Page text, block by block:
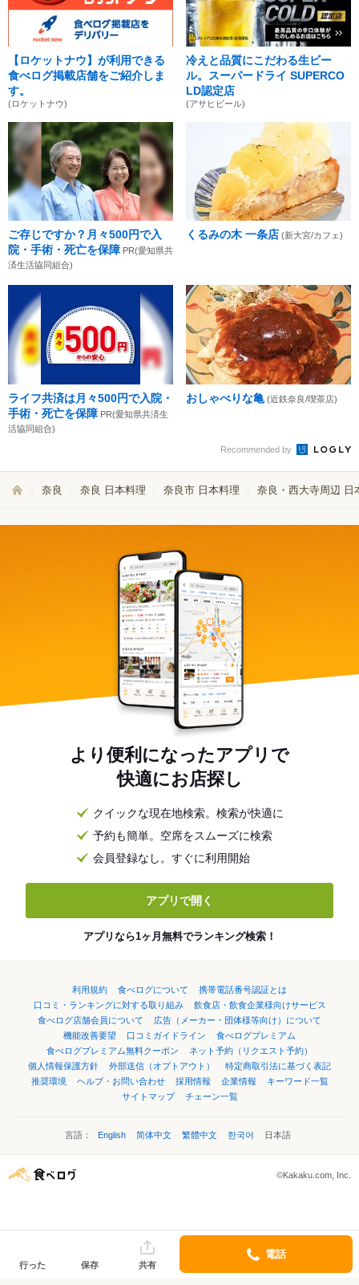
【ロケットナウ】が利用できる
食べログ掲載店舗をご紹介しま
す。
(ロケットナウ)
冷えと品質にこだわる生ビー
ル。スーパードライ SUPERCO
LD認定店
(アサヒビール)
ご存じですか？月々500円で入
院・手術・死亡を保障 PR(愛知県共
済生活協同組合)
くるみの木 一条店 (新大宮/カフェ)
ライフ共済は月々500円で入院・
手術・死亡を保障 PR(愛知県共済生
活協同組合)
おしゃべりな亀 (近鉄奈良/喫茶店)
Recommended by
奈良 奈良 日本料理 奈良市 日本料理 奈良・西大寺周辺 日
より便利になったアプリで
快適にお店探し
クイックな現在地検索。検索が快適に
予約も簡単。空席をスムーズに検索
会員登録なし。すぐに利用開始
アプリで開く
アプリなら1ヶ月無料でランキング検索！
利用規約 食べログについて
携帯電話番号認証とは
口コミ・ランキングに対する取り組み
飲食店・飲食企業様向けサービス
食べログ店舗会員について
広告（メーカー・団体様等向け）について
機能改善要望
口コミガイドライン
食べログプレミアム
食べログプレミアム無料クーポン
ネット予約（リクエスト予約）
個人情報保護方針
外部送信（オプトアウト）
特定商取引法に基づく表記
推奨環境
ヘルプ・お問い合わせ 採用情報 企業情報
キーワード一覧
サイトマップ
チェーン一覧
言語： English 简体中文 繁體中文 한국어 日本語
©Kakaku.com, Inc.
行った 保存 共有
電話